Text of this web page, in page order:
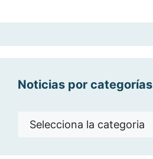
Noticias por categorías
Noticias